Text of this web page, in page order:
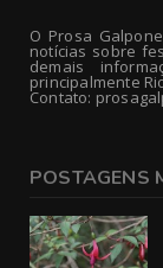
O Prosa
notícias sobre
demais
principalmente
Contato:
POSTAGENS